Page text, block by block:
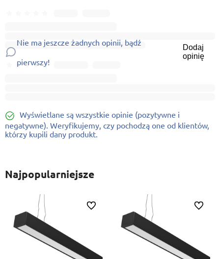
Nie ma jeszcze żadnych opinii, bądź
pierwszy!
Dodaj
opinię
Wyświetlane są wszystkie opinie (pozytywne i
negatywne). Weryfikujemy, czy pochodzą one od klientów,
którzy kupili dany produkt.
Najpopularniejsze
Do ulubionych Do